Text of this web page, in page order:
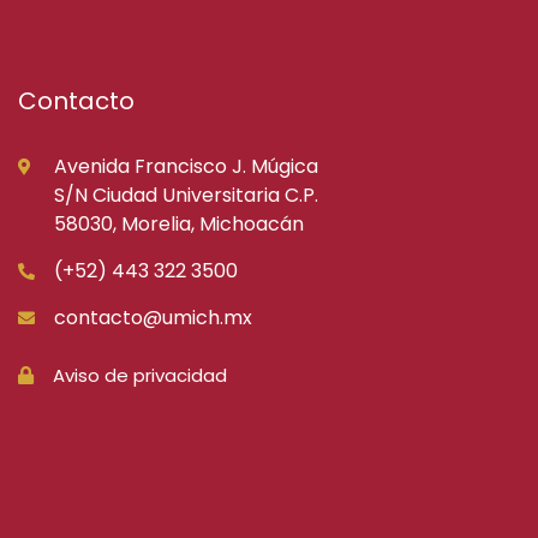
Contacto
Avenida Francisco J. Múgica
S/N Ciudad Universitaria C.P.
58030, Morelia, Michoacán
(+52) 443 322 3500
contacto@umich.mx
Aviso de privacidad